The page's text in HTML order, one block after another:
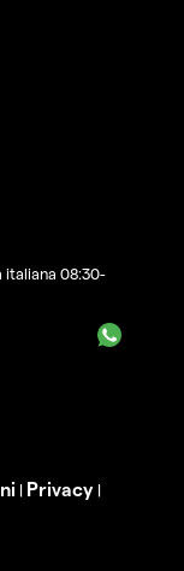
italiana 08:30-
| Privacy |